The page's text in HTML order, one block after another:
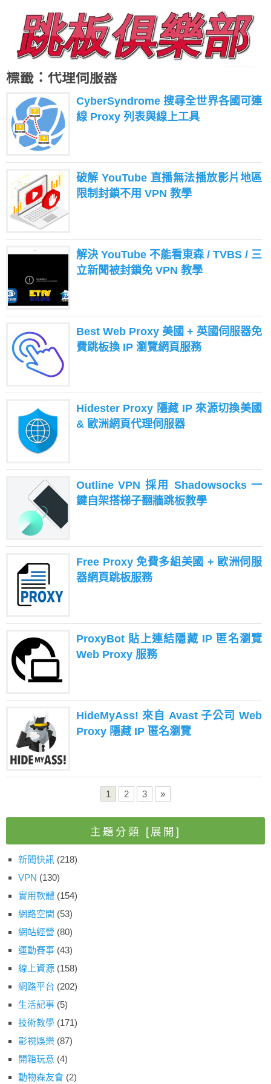
標籤：代理伺服器
CyberSyndrome 搜尋全世界各國可連
線 Proxy 列表與線上工具
破解 YouTube 直播無法播放影片地區
限制封鎖不用 VPN 教學
解決 YouTube 不能看東森 / TVBS / 三
立新聞被封鎖免 VPN 教學
Best Web Proxy 美國 + 英國伺服器免
費跳板換 IP 瀏覽網頁服務
Hidester Proxy 隱藏 IP 來源切換美國
& 歐洲網頁代理伺服器
Outline VPN 採用 Shadowsocks 一
鍵自架搭梯子翻牆跳板教學
Free Proxy 免費多組美國 + 歐洲伺服
器網頁跳板服務
ProxyBot 貼上連結隱藏 IP 匿名瀏覽
Web Proxy 服務
HideMyAss! 來自 Avast 子公司 Web
Proxy 隱藏 IP 匿名瀏覽
1 2 3 »
主題分類 [展開]
新聞快訊 (218)
VPN (130)
實用軟體 (154)
網路空間 (53)
網站經營 (80)
運動賽事 (43)
線上資源 (158)
網路平台 (202)
生活記事 (5)
技術教學 (171)
影視娛樂 (87)
開箱玩意 (4)
動物森友會 (2)